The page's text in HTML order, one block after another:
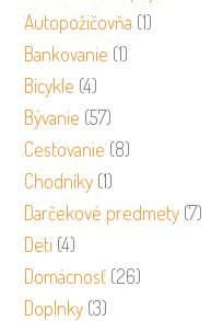
Autopožičovňa (1)
Bankovanie (1)
Bicykle (4)
Bývanie (57)
Cestovanie (8)
Chodníky (1)
Darčekové predmety (7)
Deti (4)
Domácnosť (26)
Doplnky (3)